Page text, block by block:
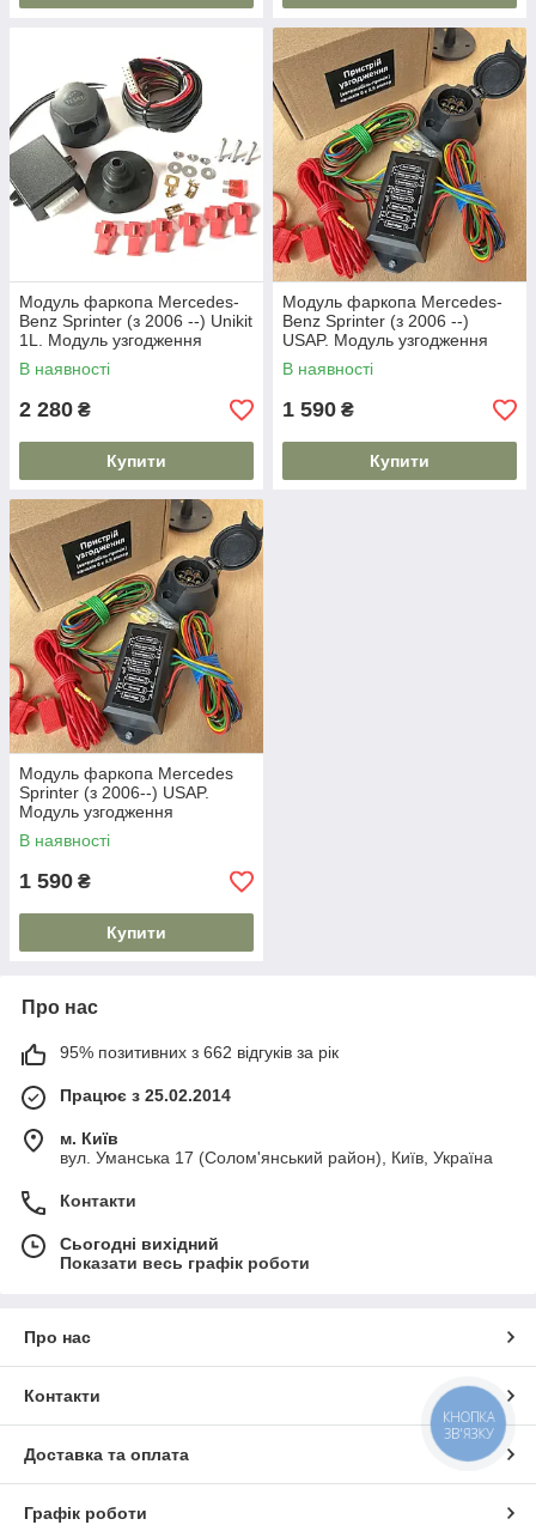
Модуль фаркопа Mercedes-
Benz Sprinter (з 2006 --) Unikit
1L. Модуль узгодження
В наявності
2 280 ₴
Купити
Модуль фаркопа Mercedes-
Benz Sprinter (з 2006 --)
USAP. Модуль узгодження
В наявності
1 590 ₴
Купити
Модуль фаркопа Mercedes
Sprinter (з 2006--) USAP.
Модуль узгодження
В наявності
1 590 ₴
Купити
Про нас
95% позитивних з 662 відгуків за рік
Працює з 25.02.2014
м. Київ
вул. Уманська 17 (Солом'янський район), Київ, Україна
Контакти
Сьогодні вихідний
Показати весь графік роботи
Про нас
Контакти
Доставка та оплата
Графік роботи
КНОПКА
ЗВ'ЯЗКУ